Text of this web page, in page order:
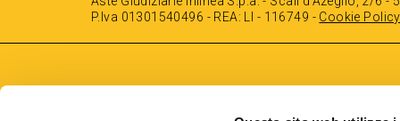
P.Iva 01301540496 - REA: LI - 116749 - Cookie Policy